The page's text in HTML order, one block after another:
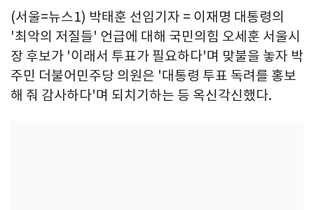
(서울=뉴스1) 박태훈 선임기자 = 이재명 대통령의
'최악의 저질들' 언급에 대해 국민의힘 오세훈 서울시
장 후보가 '이래서 투표가 필요하다'며 맞불을 놓자 박
주민 더불어민주당 의원은 '대통령 투표 독려를 홍보
해 줘 감사하다'며 되치기하는 등 옥신각신했다.